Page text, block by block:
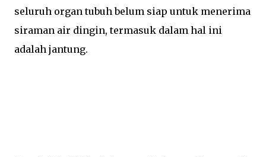
seluruh organ tubuh belum siap untuk menerima
siraman air dingin, termasuk dalam hal ini
adalah jantung.